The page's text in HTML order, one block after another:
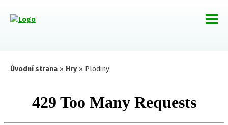
Úvodní strana » Hry» Plodiny